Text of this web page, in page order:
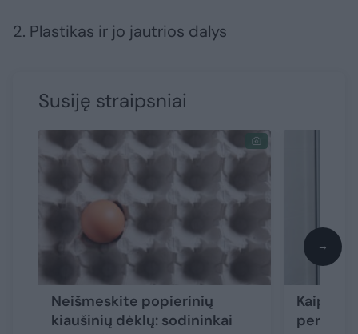
2. Plastikas ir jo jautrios dalys
Susiję straipsniai
Neišmeskite popierinių
kiaušinių dėklų: sodininkai
Kaip
→